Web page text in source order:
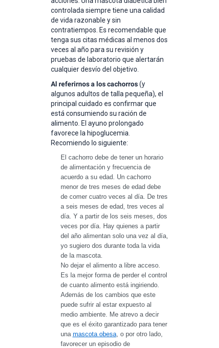
controlada siempre tiene una calidad
de vida razonable y sin
contratiempos. Es recomendable que
tenga sus citas médicas al menos dos
veces al año para su revisión y
pruebas de laboratorio que alertarán
cualquier desvío del objetivo.
Al referirnos a los cachorros(y
algunos adultos de talla pequeña), el
principal cuidado es confirmar que
está consumiendo su ración de
alimento. El ayuno prolongado
favorece la hipoglucemia.
Recomiendo lo siguiente:
El cachorro debe de tener un horario
de alimentación y frecuencia de
acuerdo a su edad. Un cachorro
menor de tres meses de edad debe
de comer cuatro veces al día. De tres
a seis meses de edad, tres veces al
día. Y a partir de los seis meses, dos
veces por día. Hay quienes a partir
del año alimentan solo una vez al día,
yo sugiero dos durante toda la vida
de la mascota.
No dejar el alimento a libre acceso.
Es la mejor forma de perder el control
de cuanto alimento está ingiriendo.
Además de los cambios que este
puede sufrir al estar expuesto al
medio ambiente. Me atrevo a decir
que es el éxito garantizado para tener
una mascota obesa, o por otro lado,
favorecer un episodio de